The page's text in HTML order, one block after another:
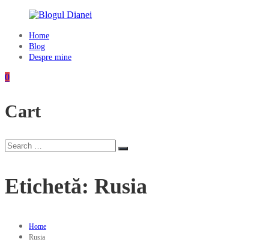
content
Blogul
Dianei
Blognotes
călătorii
și
finețuri
Home
Blog
Despre mine
0
Cart
Search
for:
Search
Etichetă: Rusia
Home
Rusia